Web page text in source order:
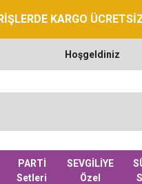
KARGO
Hoşgeldiniz
PARTİ
Setleri
SEVGİLİYE
Özel